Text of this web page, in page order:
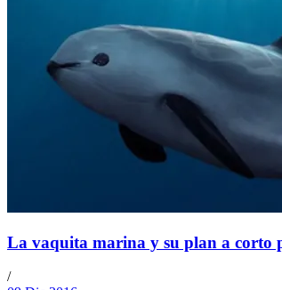
La vaquita marina y su plan a corto
/